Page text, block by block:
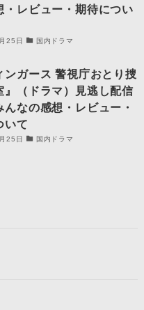
・レビュー・期待につい
25日 国内ドラマ
ンガース 警視庁おとり捜
』（ドラマ）見逃し配信
んなの感想・レビュー・
いて
25日 国内ドラマ